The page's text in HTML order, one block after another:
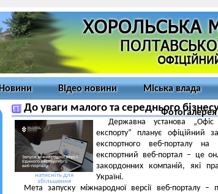
Новини Відео новини Міська влада
Фотогалерея
До уваги малого та середнього
натисніть для
збільшення
Державна установа
експорту” планує офіційний
експортного веб-порталу на
експортний веб-портал ‒ це
закордонних компаній, які
Україні.
Мета запуску міжнародної версії веб-порталу ‒